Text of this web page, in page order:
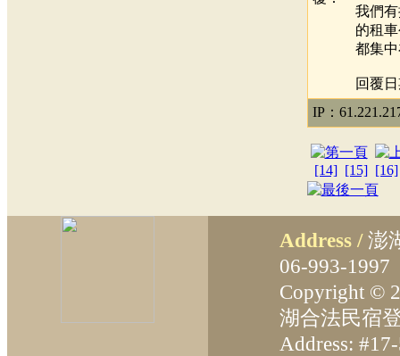
我們
的租
都集
回覆日
IP：
[14] [15] [16]
Address /澎
06-993-
Copyright ©
湖合法民宿
Address: